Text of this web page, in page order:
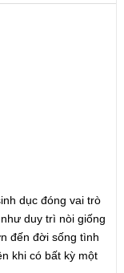
dục đóng vai trò
duy trì nòi giống
đến đời sống tình
khi có bất kỳ một